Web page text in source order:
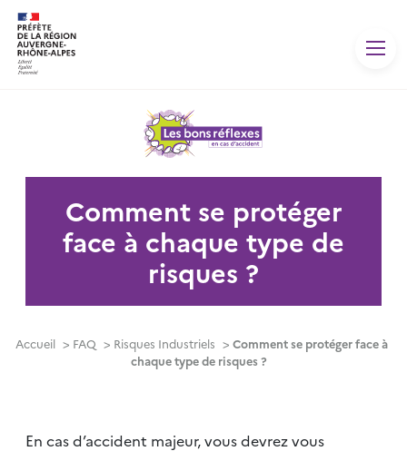
Comment se protéger
face à chaque type de
risques ?
Accueil > FAQ > Risques Industriels > Comment se protéger face à
chaque type de risques ?
En cas d’accident majeur, vous devrez vous
Panneau de gestion des cookies